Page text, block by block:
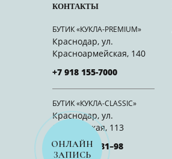
КОНТАКТЫ
БУТИК «КУКЛА-PREMIUM»
Краснодар, ул.
Красноармейская, 140
+7 918 155-7000
БУТИК «КУКЛА-CLASSIC»
Краснодар, ул.
Октябрьская, 113
+7 918 328–81–98
ОНЛАЙН
ЗАПИСЬ